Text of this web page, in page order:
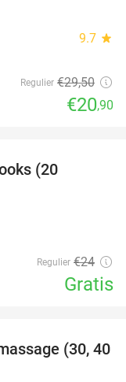
9.7 star
Regulier €29,50
€20,90
(20
Regulier €24
Gratis
60%
(30, 40